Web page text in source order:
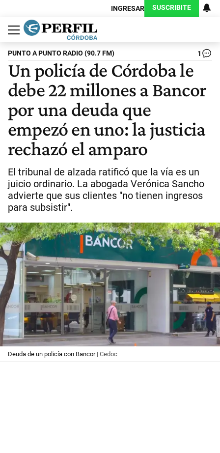
INGRESAR SUSCRIBITE
Política
Economía
Judiciales
Sociedad
Cultura
Espectáculos
Deportes
Protagonistas
PUNTO A PUNTO RADIO (90.7 FM) 1
Un policía de Córdoba le
debe 22 millones a Bancor
por una deuda que
empezó en uno: la justicia
rechazó el amparo
El tribunal de alzada ratificó que la vía es un
juicio ordinario. La abogada Verónica Sancho
advierte que sus clientes "no tienen ingresos
para subsistir".
Deuda de un policía con Bancor| Cedoc